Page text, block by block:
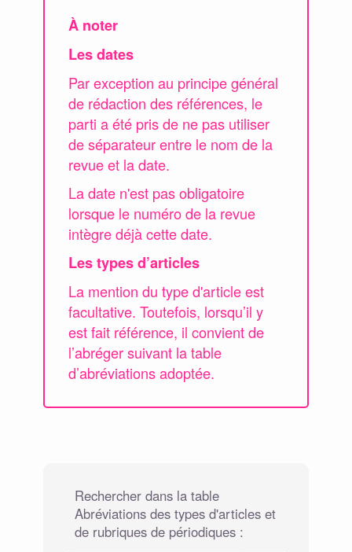
À noter
Les dates
Par exception au principe général
de rédaction des références, le
parti a été pris de ne pas utiliser
de séparateur entre le nom de la
revue et la date.
La date n'est pas obligatoire
lorsque le numéro de la revue
intègre déjà cette date.
Les types d’articles
La mention du type d'article est
facultative. Toutefois, lorsqu’il y
est fait référence, il convient de
l’abréger suivant la table
d’abréviations adoptée.
Rechercher dans la table
Abréviations des types d'articles et
de rubriques de périodiques :